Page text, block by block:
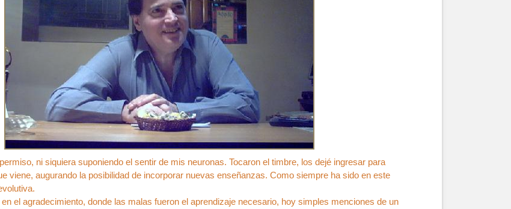
ni siquiera suponiendo el sentir de mis neuronas. Tocaron el timbre, los dejé ingresar para
viene, augurando la posibilidad de incorporar nuevas enseñanzas. Como siempre ha sido en este
el agradecimiento, donde las malas fueron el aprendizaje necesario, hoy simples menciones de un